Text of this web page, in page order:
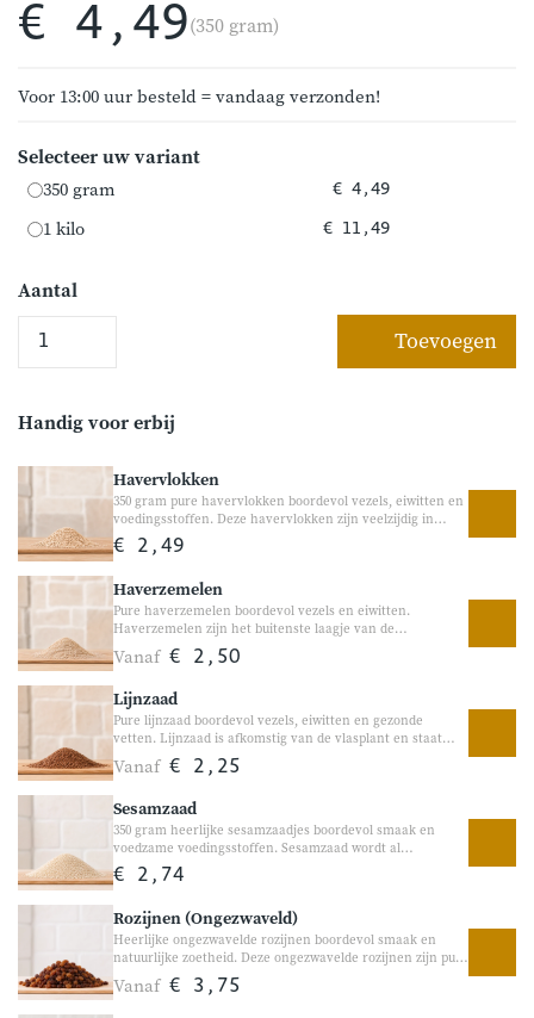
€ 4,49(350 gram)
Voor 13:00 uur besteld = vandaag verzonden!
Selecteer uw variant
350 gram € 4,49
1 kilo € 11,49
Aantal
Toevoegen
Handig voor erbij
Havervlokken
350 gram pure havervlokken boordevol vezels, eiwitten en
voedingsstoffen. Deze havervlokken zijn veelzijdig in
gebruik en ideaal voor ontbijt, bakken of koken. Haver
staat bekend om zijn voedzame eigenschappen en volle
koekjes of zelfgebakken brood.
€ 2,49
Haverzemelen
Pure haverzemelen boordevol vezels en eiwitten.
Haverzemelen zijn het buitenste laagje van de
haverkorrel en staan bekend om hun hoge vezelgehalte.
Ze zijn ideaal om toe te voegen aan yoghurt, smoothies,
voedingsstoffen en een langdurig verzadigd gevoel.
Vanaf € 2,50
Lijnzaad
Pure lijnzaad boordevol vezels, eiwitten en gezonde
vetten. Lijnzaad is afkomstig van de vlasplant en staat
bekend om zijn nootachtige smaak en voedzame
eigenschappen. Het is een veelzijdig product dat heerlijk is
zelfgebakken brood. Een kleine toevoeging met een groot
verschil in smaak en voedingsstoffen.
Vanaf € 2,25
Sesamzaad
350 gram heerlijke sesamzaadjes boordevol smaak en
voedzame voedingsstoffen. Sesamzaad wordt al
eeuwenlang gebruikt in brood, bakrecepten en gerechten
van over de hele wereld. De kleine zaadjes hebben een
gerechten extra smaak en bite. Heerlijk als topping op
broodjes, door salades of in zelfgebakken recepten.
€ 2,74
Rozijnen (Ongezwaveld)
Heerlijke ongezwavelde rozijnen boordevol smaak en
natuurlijke zoetheid. Deze ongezwavelde rozijnen zijn puur
natuur, zonder verdere bewerking. Doordat ze
ongezwaveld zijn, hebben ze een donkerdere kleur en een
Vanaf € 3,75